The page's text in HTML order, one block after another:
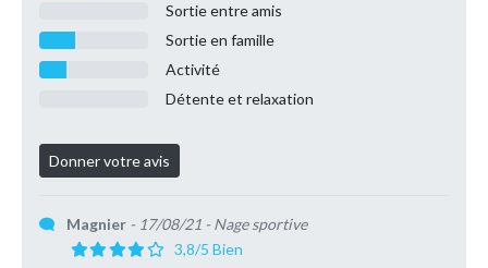
Sortie entre amis
Sortie en famille
Activité
Détente et relaxation
Magnier - 17/08/21 - Nage sportive
3,8/5 Bien